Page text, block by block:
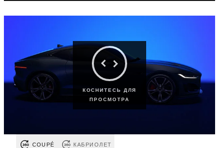
КОСНИТЕСЬ ДЛЯ
ПРОСМОТРА
COUPÉ КАБРИОЛЕТ